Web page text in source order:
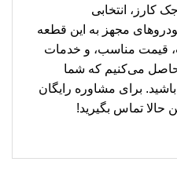
جک کارز، انتخابی
مجهز به این قطعه
قیمت مناسب، و خدمات
می‌کنیم که شما
برای مشاوره رایگان
حالا تماس بگیرید!